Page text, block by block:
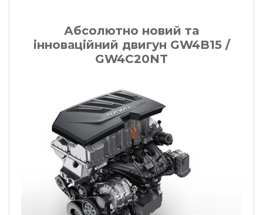
Абсолютно новий та
інноваційний двигун GW4B15 /
GW4C20NT